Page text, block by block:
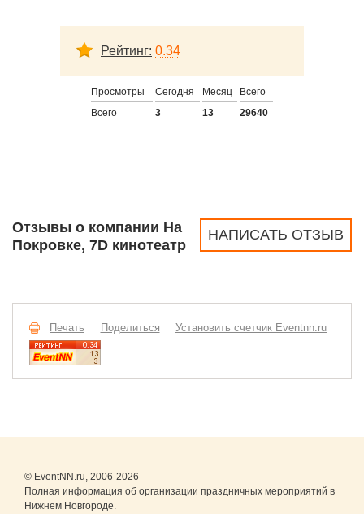
Рейтинг: 0.34
Просмотры Сегодня Месяц
Всего
Всего
3 13 29640
НАПИСАТЬ ОТЗЫВ
Отзывы о компании На
Покровке, 7D кинотеатр
Печать Поделиться Установить счетчик Eventnn.ru
© EventNN.ru, 2006-2026
Полная информация об организации праздничных мероприятий в
Нижнем Новгороде.